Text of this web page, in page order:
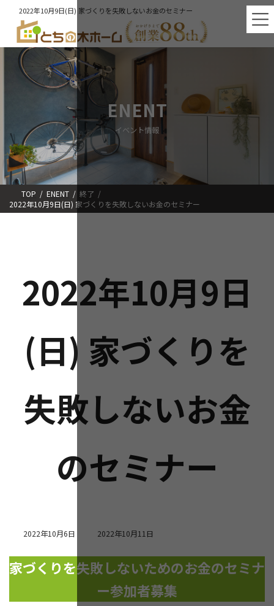
2022年10月9日(日) 家づくりを失敗しないお金のセミナー
ENENT
イベント情報
TOP ENENT
終了
2022年10月9日(日) 家づくりを失敗しないお金のセミナー
2022年10月9日
(日) 家づくりを
失敗しないお金
のセミナー
2022年10月6日
最
更
新
日
時
:
2022年10月11日
家づくりを失敗しないためのお金のセミナ
ー参加者募集